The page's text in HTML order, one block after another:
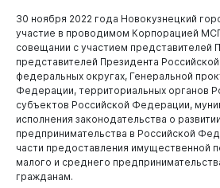
Новокузнецк
30 ноября 2022 года Новокузнецкий
участие в проводимом Корпорацией
совещании с участием представителей
представителей Президента
федеральных округах, Генеральной
Федерации, территориальных органов
субъектов Российской Федерации,
исполнения законодательства о
предпринимательства в Российской
части предоставления имущественной
малого и среднего
гражданам.